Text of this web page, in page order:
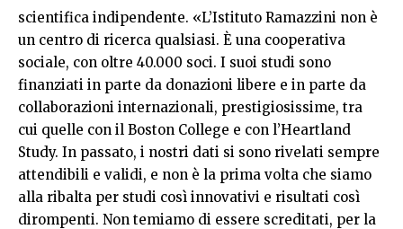
scientifica indipendente. «L’Istituto Ramazzini non è
un centro di ricerca qualsiasi. È una cooperativa
sociale, con oltre 40.000 soci. I suoi studi sono
finanziati in parte da donazioni libere e in parte da
collaborazioni internazionali, prestigiosissime, tra
cui quelle con il Boston College e con l’Heartland
Study. In passato, i nostri dati si sono rivelati sempre
attendibili e validi, e non è la prima volta che siamo
alla ribalta per studi così innovativi e risultati così
dirompenti. Non temiamo di essere screditati, per la